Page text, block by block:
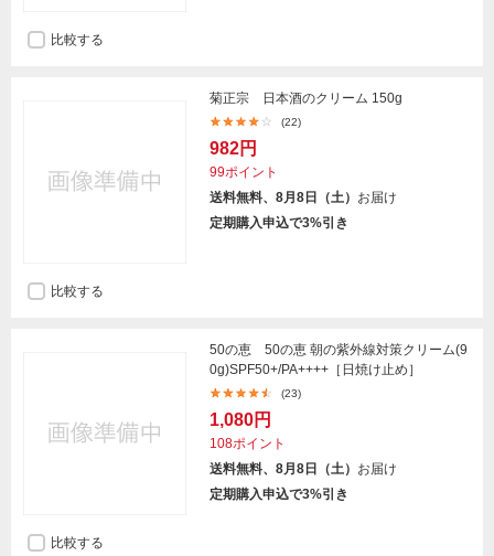
比較する
菊正宗 日本酒のクリーム 150g
(22)
982円
99ポイント
送料無料、8月8日（土） お届け
定期購入申込で3%引き
比較する
50の恵 50の恵 朝の紫外線対策クリーム(9
0g)SPF50+/PA++++［日焼け止め］
(23)
1,080円
108ポイント
送料無料、8月8日（土） お届け
定期購入申込で3%引き
比較する